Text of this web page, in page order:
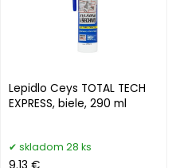
Lepidlo Ceys TOTAL TECH
EXPRESS, biele, 290 ml
skladom 28 ks